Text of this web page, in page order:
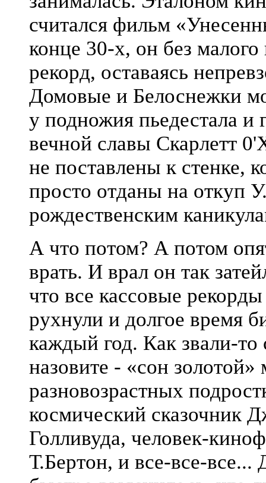
считался фильм
конце 30-х, он без
рекорд, оставаясь
Домовые и Белоснежки
у подножия пьедестала и
вечной славы Скарлетт
не поставлены к стенке,
просто отданы на откуп
рождественским
А что потом? А потом
врать. И врал он так
что все кассовые
рухнули и долгое время
каждый год. Как звали-то
назовите - «сон
разновозрастных
космический сказочник
Голливуда, человек-
Т.Бертон, и все-все-все...